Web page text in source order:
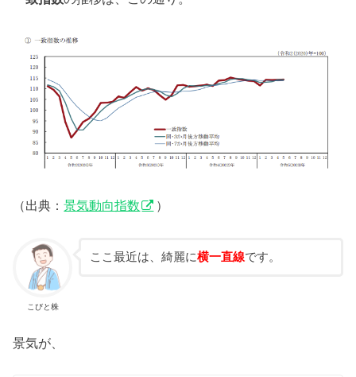
（出典：景気動向指数 ）
こびと株
ここ最近は、綺麗に横一直線です。
景気が、